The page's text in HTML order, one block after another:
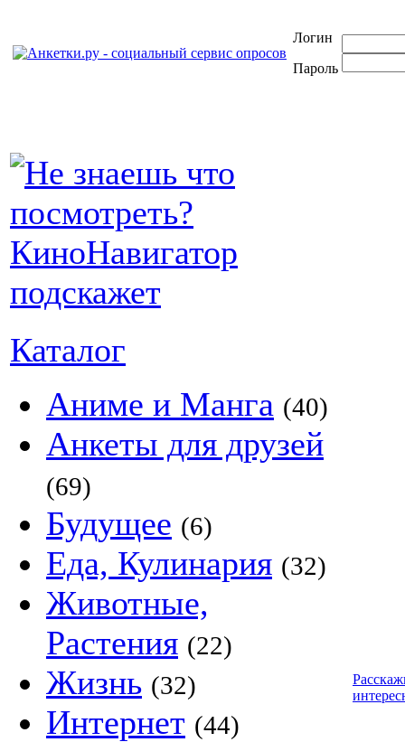
Логин
Пароль
Каталог
Аниме и Манга (40)
Анкеты для друзей
(69)
Будущее (6)
Еда, Кулинария (32)
Животные,
Растения (22)
Жизнь (32)
Интернет (44)